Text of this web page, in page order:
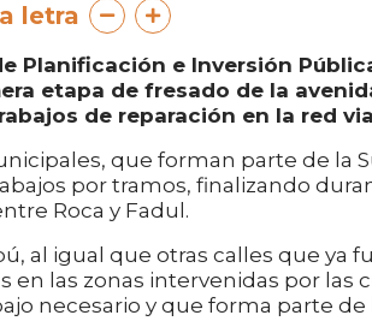
letra
Planificación e Inversión
etapa de fresado de la
de reparación en la red
que forman parte de la
por tramos, finalizando
Roca y Fadul.
al igual que otras calles que ya
en las zonas intervenidas por las
necesario y que forma parte